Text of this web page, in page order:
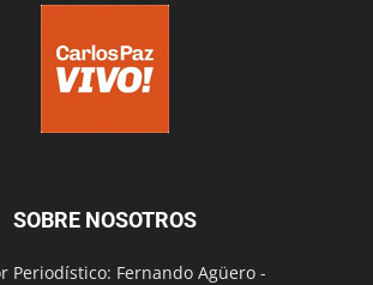
SOBRE NOSOTROS
Periodístico: Fernando Agüero -